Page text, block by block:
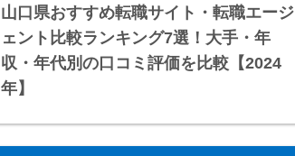
山口県おすすめ転職サイト・転職エージ
ェント比較ランキング7選！大手・年
収・年代別の口コミ評価を比較【2024
年】